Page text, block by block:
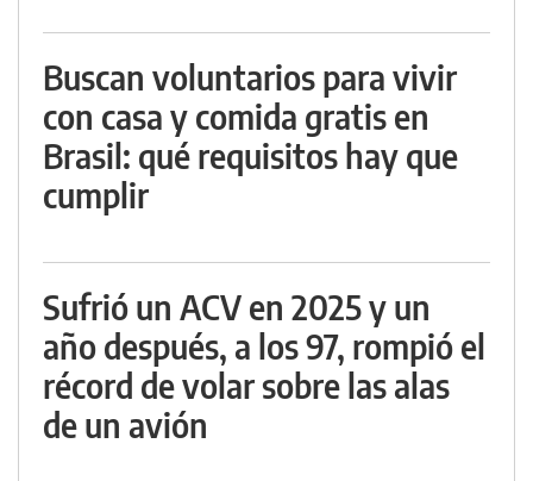
Buscan voluntarios para vivir
con casa y comida gratis en
Brasil: qué requisitos hay que
cumplir
Sufrió un ACV en 2025 y un
año después, a los 97, rompió el
récord de volar sobre las alas
de un avión